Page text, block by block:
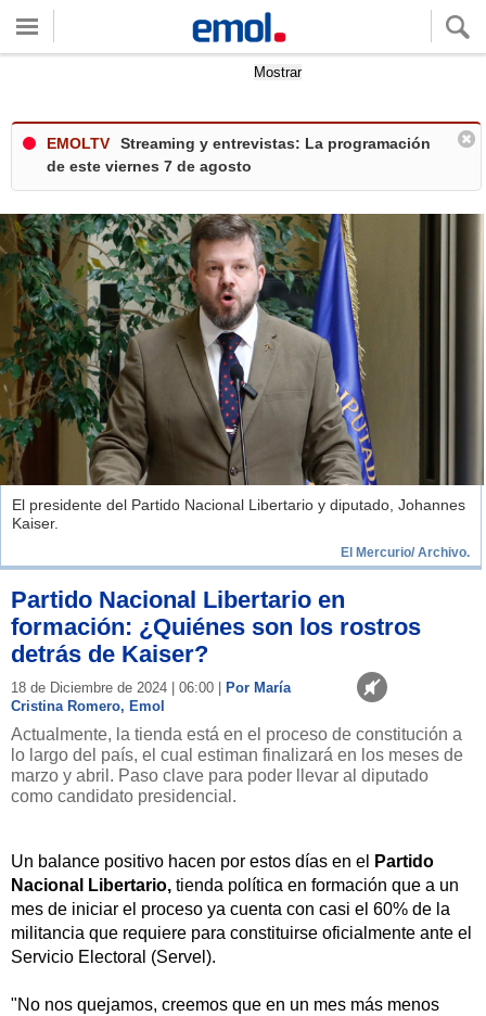
Mostrar
EMOLTV
Streaming y entrevistas: La programación
de este viernes 7 de agosto
El presidente del Partido Nacional Libertario y diputado, Johannes
Kaiser.
El Mercurio/ Archivo.
Partido Nacional Libertario en
formación: ¿Quiénes son los rostros
detrás de Kaiser?
18 de Diciembre de 2024 | 06:00 |
Por María
Cristina Romero, Emol
Actualmente, la tienda está en el proceso de constitución a
lo largo del país, el cual estiman finalizará en los meses de
marzo y abril. Paso clave para poder llevar al diputado
como candidato presidencial.
Un balance positivo hacen por estos días en el
Partido
Nacional Libertario, tienda política en formación que a un
mes de iniciar el proceso ya cuenta con casi el 60% de la
militancia que requiere para constituirse oficialmente ante el
Servicio Electoral (Servel).
"No nos quejamos, creemos que en un mes más menos